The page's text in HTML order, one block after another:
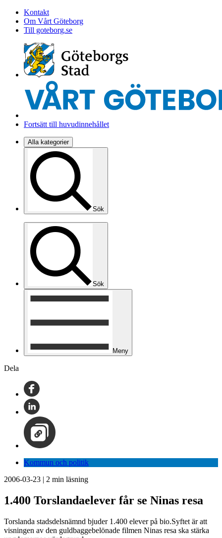
Kontakt
Om Vårt Göteborg
Till goteborg.se
Fortsätt till huvudinnehållet
Alla kategorier
Sök
Sök
Meny
Dela
Kommun och politik
2006-03-23 | 2 min läsning
1.400 Torslandaelever får se Ninas resa
Torslanda stadsdelsnämnd bjuder 1.400 elever på bio.Syftet är att
visningen av den guldbaggebelönade filmen Ninas resa ska stärka